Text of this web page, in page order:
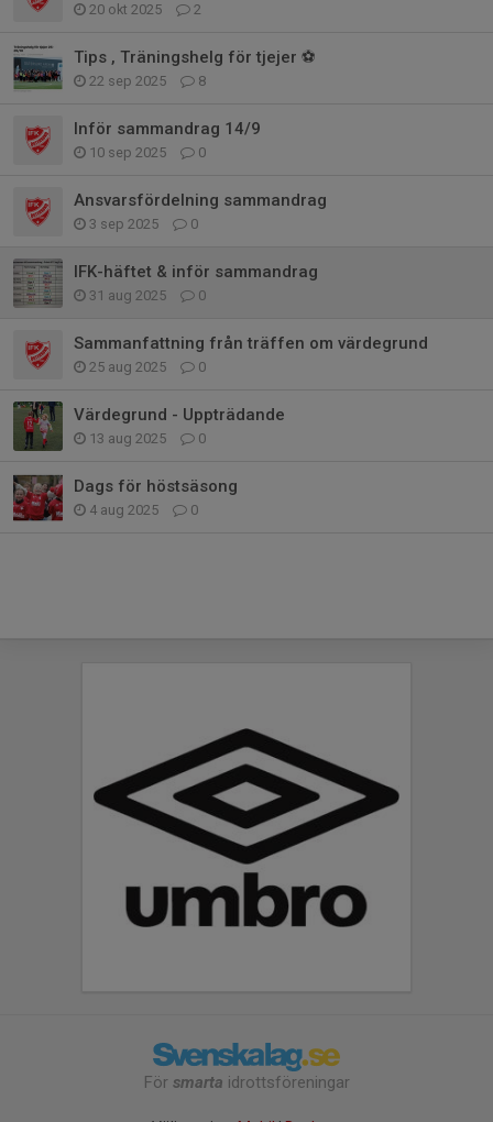
20 okt 2025 2
Tips , Träningshelg för tjejer ⚽️
22 sep 2025 8
Inför sammandrag 14/9
10 sep 2025 0
Ansvarsfördelning sammandrag
3 sep 2025 0
IFK-häftet & inför sammandrag
31 aug 2025 0
Sammanfattning från träffen om värdegrund
25 aug 2025 0
Värdegrund - Uppträdande
13 aug 2025 0
Dags för höstsäsong
4 aug 2025 0
För smarta idrottsföreningar